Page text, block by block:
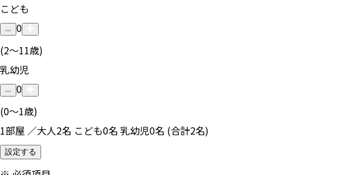
こども
0
(2〜11歳)
乳幼児
0
(0〜1歳)
1部屋 ／大人2名 こども0名 乳幼児0名 (合計2名)
設定する